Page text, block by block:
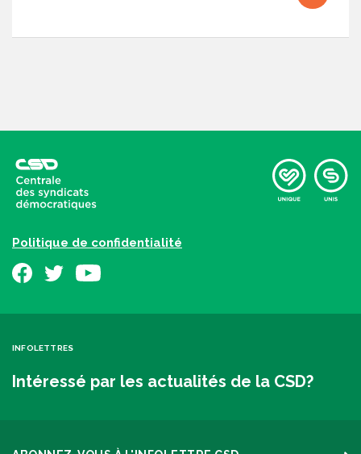
Politique de confidentialité
INFOLETTRES
Intéressé par les actualités de la CSD?